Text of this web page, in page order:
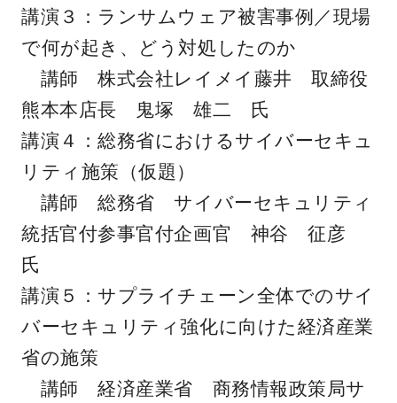
講演３：ランサムウェア被害事例／現場
で何が起き、どう対処したのか
講師 株式会社レイメイ藤井 取締役
熊本本店長 鬼塚 雄二 氏
講演４：総務省におけるサイバーセキュ
リティ施策（仮題）
講師 総務省 サイバーセキュリティ
統括官付参事官付企画官 神谷 征彦
氏
講演５：サプライチェーン全体でのサイ
バーセキュリティ強化に向けた経済産業
省の施策
講師 経済産業省 商務情報政策局サ